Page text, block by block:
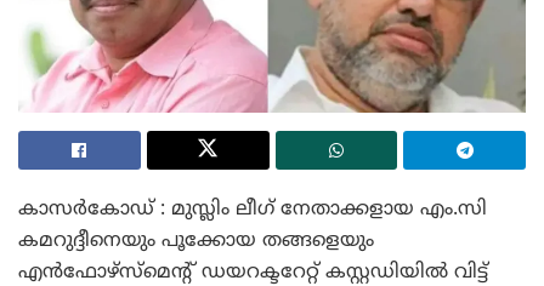
കാസർകോഡ് : മുസ്ലിം ലീഗ് നേതാക്കളായ എം.സി
കമറുദ്ദീനെയും പൂക്കോയ തങ്ങളെയും
എൻഫോഴ്സ്മെന്റ് ഡയറക്ടറേറ്റ് കസ്റ്റഡിയിൽ വിട്ട്